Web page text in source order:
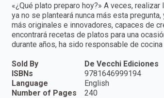
«¿Qué plato preparo hoy?» A veces,
ya no se planteará nunca más esta
más originales e innovadores, capaces de
encontrará recetas de platos para una
durante años, ha sido responsable de
Sold By
De Vecchi Ediciones
ISBNs
9781646999194
Language
English
Number of Pages
240